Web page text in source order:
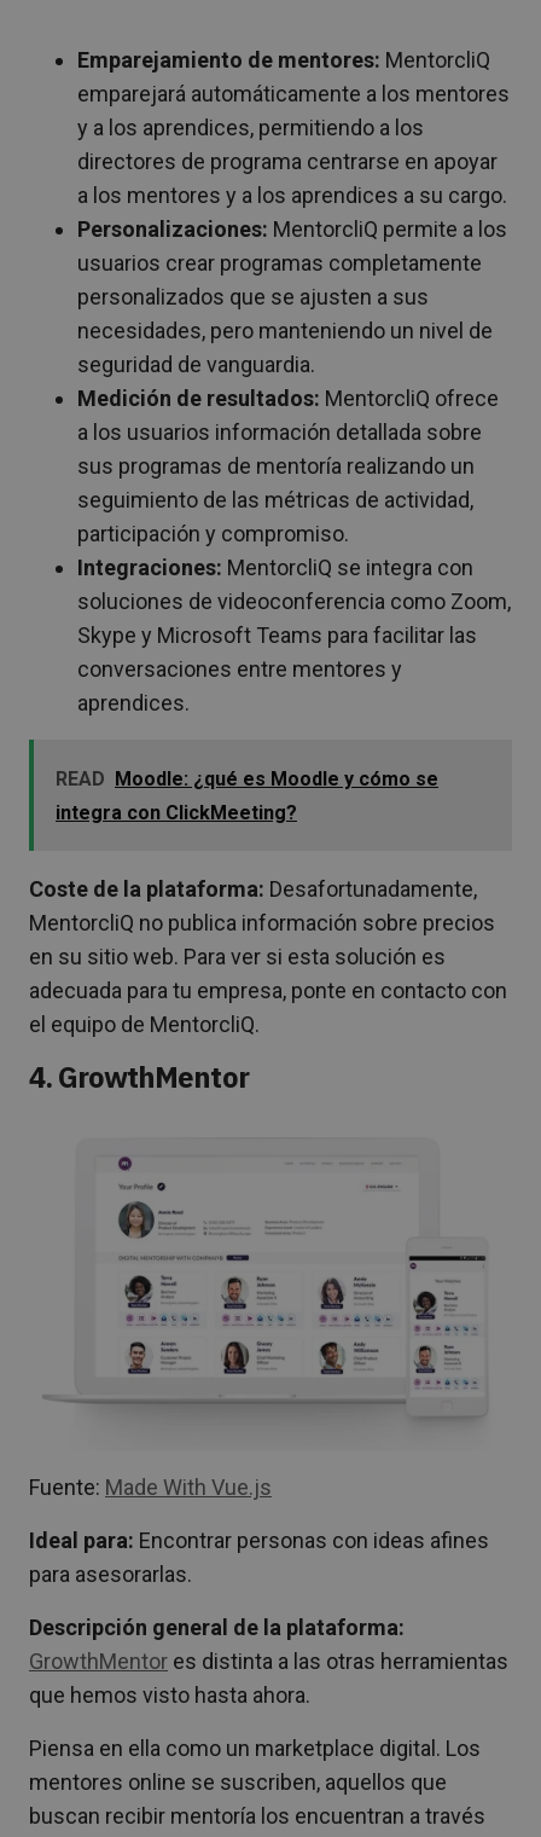
Emparejamiento de mentores: MentorcliQ
emparejará automáticamente a los mentores
y a los aprendices, permitiendo a los
directores de programa centrarse en apoyar
a los mentores y a los aprendices a su cargo.
Personalizaciones: MentorcliQ permite a los
usuarios crear programas completamente
personalizados que se ajusten a sus
necesidades, pero manteniendo un nivel de
seguridad de vanguardia.
Medición de resultados: MentorcliQ ofrece
a los usuarios información detallada sobre
sus programas de mentoría realizando un
seguimiento de las métricas de actividad,
participación y compromiso.
Integraciones: MentorcliQ se integra con
soluciones de videoconferencia como Zoom,
Skype y Microsoft Teams para facilitar las
conversaciones entre mentores y
aprendices.
READ Moodle: ¿qué es Moodle y cómo se
integra con ClickMeeting?
Coste de la plataforma: Desafortunadamente,
MentorcliQ no publica información sobre precios
en su sitio web. Para ver si esta solución es
adecuada para tu empresa, ponte en contacto con
el equipo de MentorcliQ.
4. GrowthMentor
Fuente: Made With Vue.js
Ideal para: Encontrar personas con ideas afines
para asesorarlas.
Descripción general de la plataforma:
GrowthMentor es distinta a las otras herramientas
que hemos visto hasta ahora.
Piensa en ella como un marketplace digital. Los
mentores online se suscriben, aquellos que
buscan recibir mentoría los encuentran a través